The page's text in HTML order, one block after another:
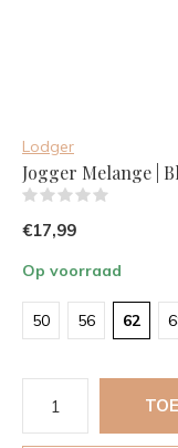
Lodger
Jogger Melange |
€17,99
Op voorraad
50 56 62